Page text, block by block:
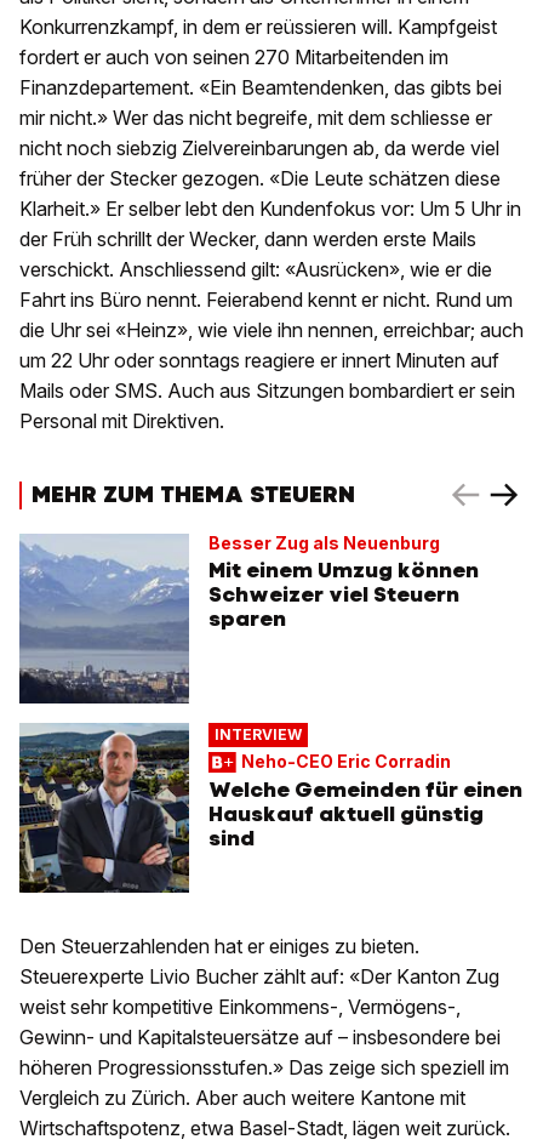
Konkurrenzkampf, in dem er reüssieren will. Kampfgeist
fordert er auch von seinen 270 Mitarbeitenden im
Finanzdepartement. «Ein Beamtendenken, das gibts bei
mir nicht.» Wer das nicht begreife, mit dem schliesse er
nicht noch siebzig Zielvereinbarungen ab, da werde viel
früher der Stecker gezogen. «Die Leute schätzen diese
Klarheit.» Er selber lebt den Kundenfokus vor: Um 5 Uhr in
der Früh schrillt der Wecker, dann werden erste Mails
verschickt. Anschliessend gilt: «Ausrücken», wie er die
Fahrt ins Büro nennt. Feierabend kennt er nicht. Rund um
die Uhr sei «Heinz», wie viele ihn nennen, erreichbar; auch
um 22 Uhr oder sonntags reagiere er innert Minuten auf
Mails oder SMS. Auch aus Sitzungen bombardiert er sein
Personal mit Direktiven.
MEHR ZUM THEMA STEUERN
Besser Zug als Neuenburg
Mit einem Umzug können
Schweizer viel Steuern
sparen
INTERVIEW
Neho-CEO Eric Corradin
Welche Gemeinden für einen
Hauskauf aktuell günstig
sind
Den Steuerzahlenden hat er einiges zu bieten.
Steuerexperte Livio Bucher zählt auf: «Der Kanton Zug
weist sehr kompetitive Einkommens-, Vermögens-,
Gewinn- und Kapitalsteuersätze auf – insbesondere bei
höheren Progressionsstufen.» Das zeige sich speziell im
Vergleich zu Zürich. Aber auch weitere Kantone mit
Wirtschaftspotenz, etwa Basel-Stadt, lägen weit zurück.